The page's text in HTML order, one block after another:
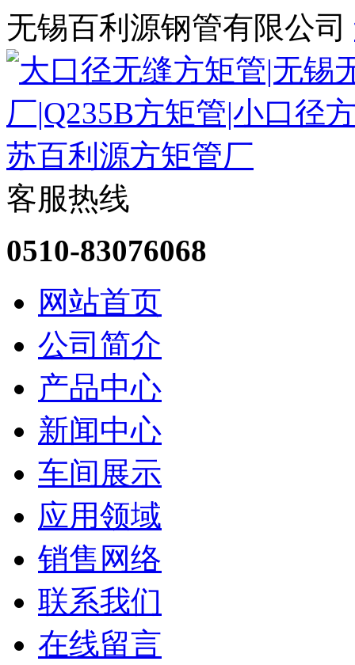
无锡百利源钢管有限公司
客服热线
0510-83076068
网站首页
公司简介
产品中心
新闻中心
车间展示
应用领域
销售网络
联系我们
在线留言